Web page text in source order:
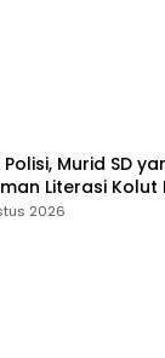
Polisi, Murid SD
Literasi Kolut
Listrik
2026